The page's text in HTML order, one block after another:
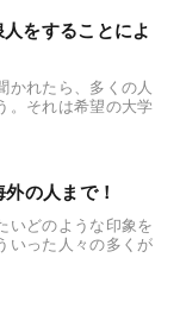
をすることによ
かれたら、多くの人
。それは希望の大学
の人まで！
いどのような印象を
いった人々の多くが